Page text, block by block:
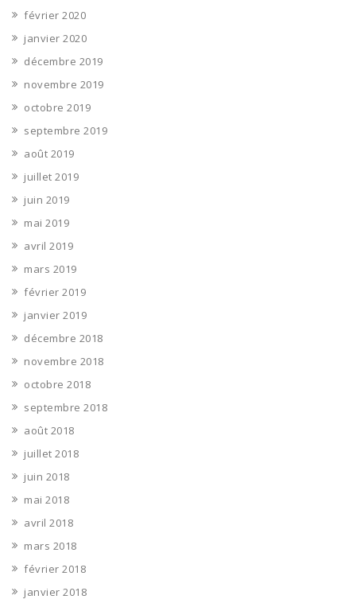
février 2020
janvier 2020
décembre 2019
novembre 2019
octobre 2019
septembre 2019
août 2019
juillet 2019
juin 2019
mai 2019
avril 2019
mars 2019
février 2019
janvier 2019
décembre 2018
novembre 2018
octobre 2018
septembre 2018
août 2018
juillet 2018
juin 2018
mai 2018
avril 2018
mars 2018
février 2018
janvier 2018